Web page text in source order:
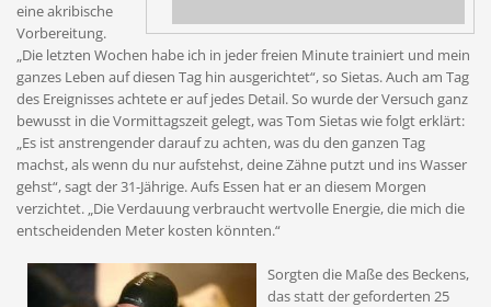
eine akribische
Vorbereitung.
„Die letzten Wochen habe ich in jeder freien Minute trainiert und mein
ganzes Leben auf diesen Tag hin ausgerichtet“, so Sietas. Auch am Tag
des Ereignisses achtete er auf jedes Detail. So wurde der Versuch ganz
bewusst in die Vormittagszeit gelegt, was Tom Sietas wie folgt erklärt:
„Es ist anstrengender darauf zu achten, was du den ganzen Tag
machst, als wenn du nur aufstehst, deine Zähne putzt und ins Wasser
gehst“, sagt der 31-Jährige. Aufs Essen hat er an diesem Morgen
verzichtet. „Die Verdauung verbraucht wertvolle Energie, die mich die
entscheidenden Meter kosten könnten.“
Sorgten die Maße des Beckens,
das statt der geforderten 25